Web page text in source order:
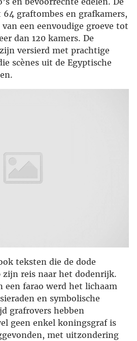
graftombes en grafkamers,
een eenvoudige groeve tot
dan 120 kamers. De
versierd met prachtige
scènes uit de Egyptische
teksten die de dode
zijn reis naar het dodenrijk.
een farao werd het lichaam
en symbolische
grafrovers hebben
geen enkel koningsgraf is
met uitzondering